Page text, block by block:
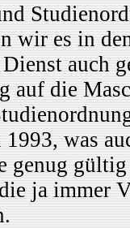
wir es in
auch
auf die
was
genug
ja immer